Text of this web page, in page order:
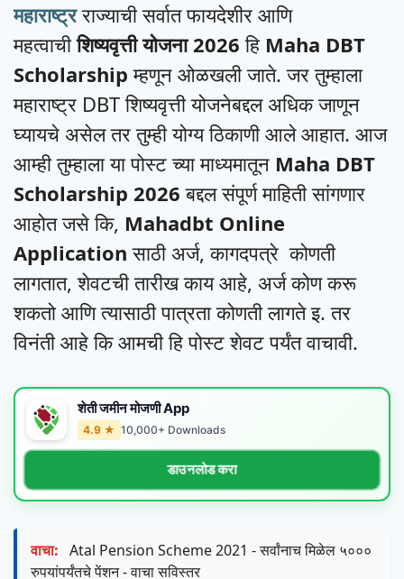
महाराष्ट्रराज्याची सर्वात फायदेशीर आणि
महत्वाचीशिष्यवृत्ती योजना 2026 हि Maha DBT
Scholarship म्हणून ओळखली जाते. जर तुम्हाला
महाराष्ट्र DBT शिष्यवृत्ती योजनेबद्दल अधिक जाणून
घ्यायचे असेल तर तुम्ही योग्य ठिकाणी आले आहात. आज
आम्ही तुम्हाला या पोस्ट च्या माध्यमातून Maha DBT
Scholarship 2026 बद्दल संपूर्ण माहिती सांगणार
आहोत जसे कि, Mahadbt Online
Applicationसाठी अर्ज, कागदपत्रे कोणती
लागतात, शेवटची तारीख काय आहे, अर्ज कोण करू
शकतो आणि त्यासाठी पात्रता कोणती लागते इ. तर
विनंती आहे कि आमची हि पोस्ट शेवट पर्यंत वाचावी.
शेती जमीन मोजणी App
4.9 ★ 10,000+ Downloads
डाउनलोड करा
वाचा: Atal Pension Scheme 2021 - सर्वांनाच मिळेल ५०००
रुपयांपर्यंतचे पेंशन - वाचा सविस्तर